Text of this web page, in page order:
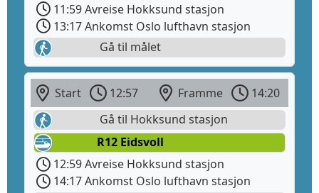
11:59 Avreise Hokksund stasjon
13:17 Ankomst Oslo lufthavn stasjon
Gå til målet
Start 12:57 Framme
14:20
Gå til Hokksund stasjon
R12 Eidsvoll
12:59 Avreise Hokksund stasjon
14:17 Ankomst Oslo lufthavn stasjon